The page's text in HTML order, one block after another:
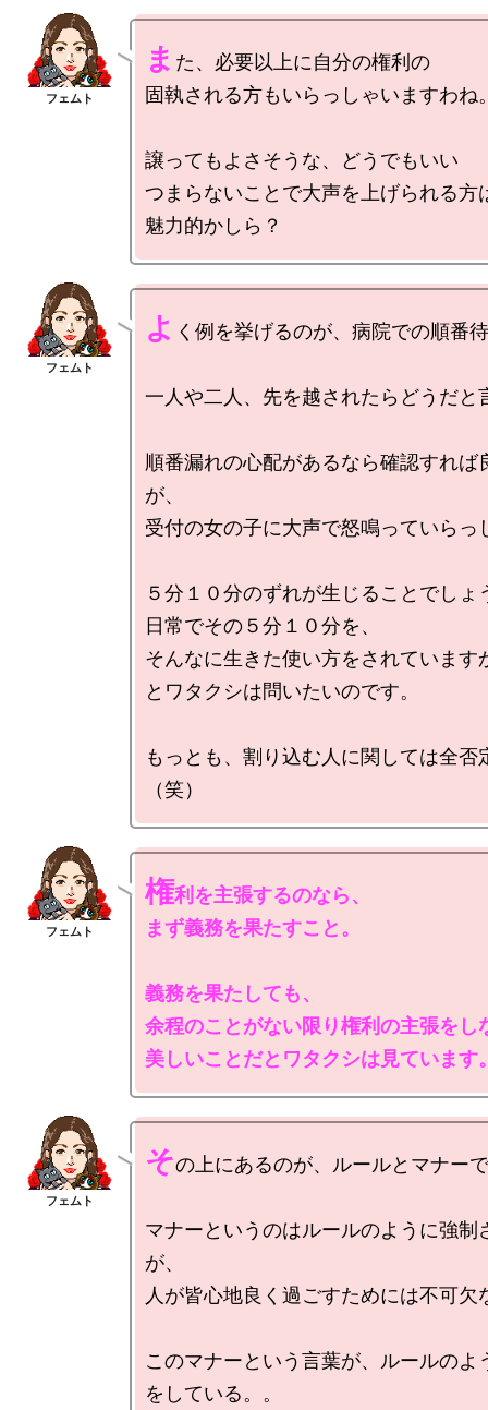
ま た、必要以上に自分の権利の
固執される方もいらっしゃいますわね
譲ってもよさそうな、どうでもいい
つまらないことで大声を上げられる方
よ く例を挙げるのが、病院での順番
一人や二人、先を越されたらどうだと
順番漏れの心配があるなら確認すれば
が、
受付の女の子に大声で怒鳴っていらっ
５分１０分のずれが生じることでしょ
日常でその５分１０分を、
そんなに生きた使い方をされています
とワタクシは問いたいのです。
もっとも、割り込む人に関しては全否
権利を主張するのなら、
まず義務を果たすこと。
義務を果たしても、
余程のことがない限り権利の主張をし
美しいことだとワタクシは見ています
その上にあるのが、ルールとマナー
マナーというのはルールのように強制
が、
人が皆心地良く過ごすためには不可欠
このマナーという言葉が、ルールのよ
をしている。。